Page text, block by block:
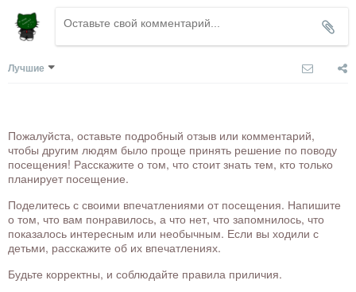
Лучшие
Пожалуйста, оставьте подробный отзыв или комментарий,
чтобы другим людям было проще принять решение по поводу
посещения! Расскажите о том, что стоит знать тем, кто только
планирует посещение.
Поделитесь с своими впечатлениями от посещения. Напишите
о том, что вам понравилось, а что нет, что запомнилось, что
показалось интересным или необычным. Если вы ходили с
детьми, расскажите об их впечатлениях.
Будьте корректны, и соблюдайте правила приличия.